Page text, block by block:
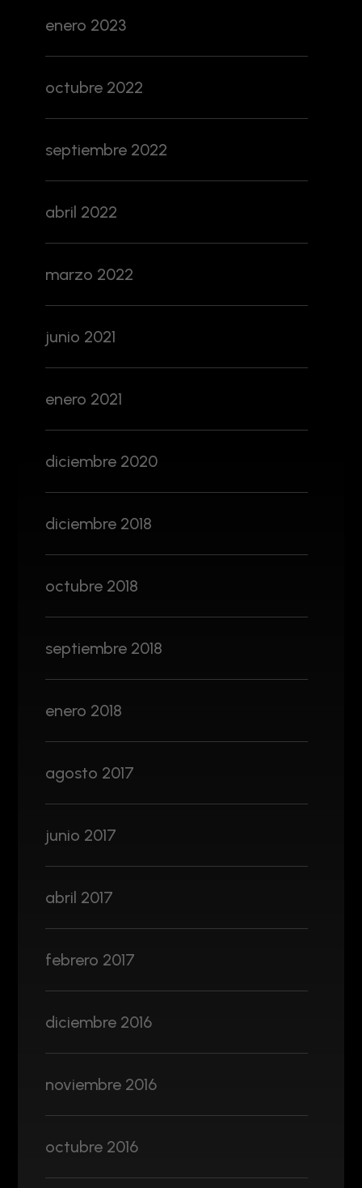
enero 2023
octubre 2022
septiembre 2022
abril 2022
marzo 2022
junio 2021
enero 2021
diciembre 2020
diciembre 2018
octubre 2018
septiembre 2018
enero 2018
agosto 2017
junio 2017
abril 2017
febrero 2017
diciembre 2016
noviembre 2016
octubre 2016